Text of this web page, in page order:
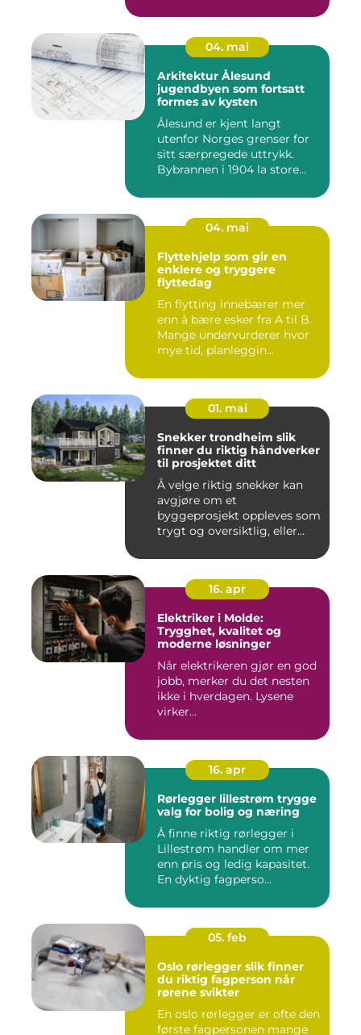
04. mai
Arkitektur Ålesund
jugendbyen som fortsatt
formes av kysten
Ålesund er kjent langt
utenfor Norges grenser for
sitt særpregede uttrykk.
Bybrannen i 1904 la store...
04. mai
Flyttehjelp som gir en
enklere og tryggere
flyttedag
En flytting innebærer mer
enn å bære esker fra A til B.
Mange undervurderer hvor
mye tid, planleggin...
01. mai
Snekker trondheim slik
finner du riktig håndverker
til prosjektet ditt
Å velge riktig snekker kan
avgjøre om et
byggeprosjekt oppleves som
trygt og oversiktlig, eller
16. apr
Elektriker i Molde:
Trygghet, kvalitet og
moderne løsninger
Når elektrikeren gjør en god
jobb, merker du det nesten
ikke i hverdagen. Lysene
virker...
16. apr
Rørlegger lillestrøm trygge
valg for bolig og næring
Å finne riktig rørlegger i
Lillestrøm handler om mer
enn pris og ledig kapasitet.
En dyktig fagperso...
05. feb
Oslo rørlegger slik finner
du riktig fagperson når
rørene svikter
En oslo rørlegger er ofte den
første fagpersonen mange